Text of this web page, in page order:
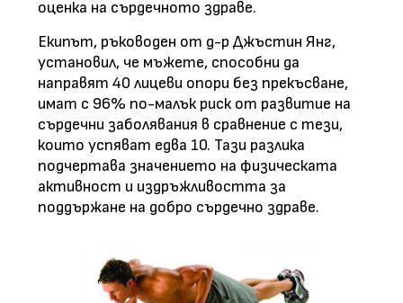
оценка на сърдечното здраве.
Екипът, ръководен от д-р Джъстин Янг,
установил, че мъжете, способни да
направят 40 лицеви опори без прекъсване,
имат с 96% по-малък риск от развитие на
сърдечни заболявания в сравнение с тези,
които успяват едва 10. Тази разлика
подчертава значението на физическата
активност и издръжливостта за
поддържане на добро сърдечно здраве.